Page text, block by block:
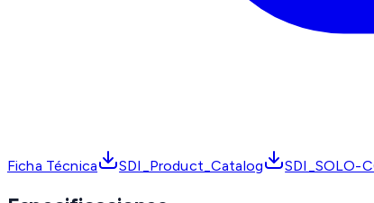
Ficha Técnica SDI_Product_Catalog SDI_SOLO-